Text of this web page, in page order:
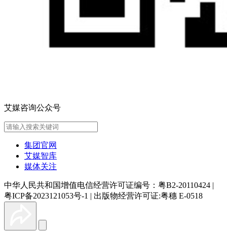
艾媒咨询公众号
集团官网
艾媒智库
媒体关注
中华人民共和国增值电信经营许可证编号：粤B2-20110424 |
粤ICP备2023121053号-1 | 出版物经营许可证:粤穗 E-0518